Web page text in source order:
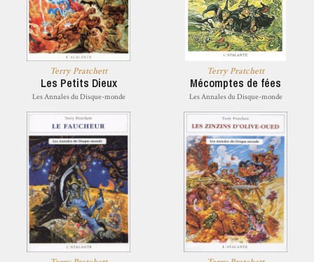
Terry Pratchett
Les Petits Dieux
Les Annales du Disque-monde
Terry Pratchett
Mécomptes de fées
Les Annales du Disque-monde